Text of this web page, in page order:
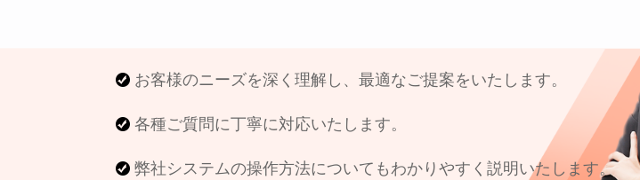
お客様のニーズを深く理解し、最適なご提案をいたします。
各種ご質問に丁寧に対応いたします。
弊社システムの操作方法についてもわかりやすく説明いたします。